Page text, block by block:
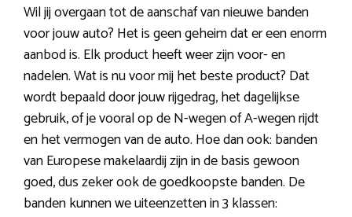
Wil jij overgaan tot de aanschaf van nieuwe banden
voor jouw auto? Het is geen geheim dat er een enorm
aanbod is. Elk product heeft weer zijn voor- en
nadelen. Wat is nu voor mij het beste product? Dat
wordt bepaald door jouw rijgedrag, het dagelijkse
gebruik, of je vooral op de N-wegen of A-wegen rijdt
en het vermogen van de auto. Hoe dan ook: banden
van Europese makelaardij zijn in de basis gewoon
goed, dus zeker ook de goedkoopste banden. De
banden kunnen we uiteenzetten in 3 klassen: